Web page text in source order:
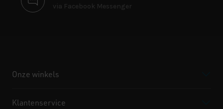
via Facebook Messenger
Onze winkels
Klantenservice